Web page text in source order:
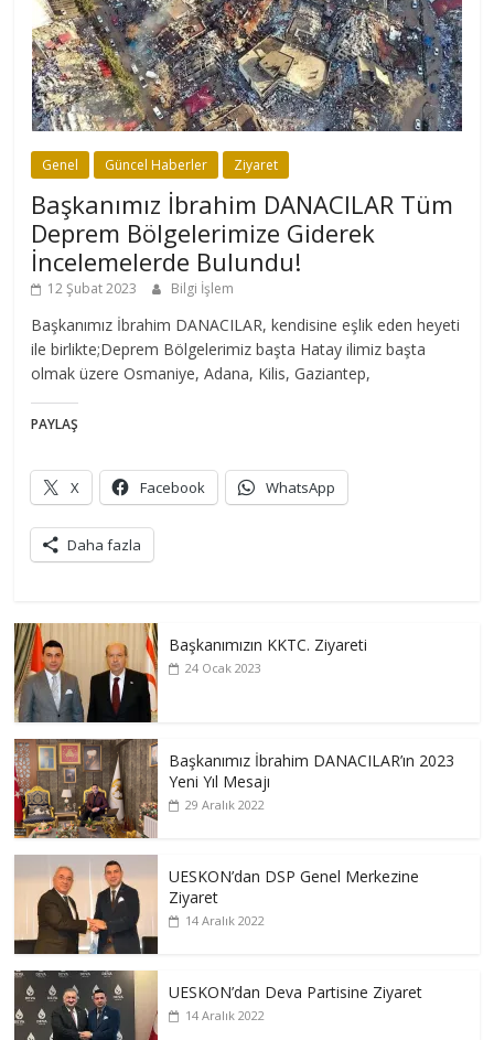
Genel Güncel Haberler Ziyaret
Başkanımız İbrahim DANACILAR Tüm
Deprem Bölgelerimize Giderek
İncelemelerde Bulundu!
12 Şubat 2023 Bilgi İşlem
Başkanımız İbrahim DANACILAR, kendisine eşlik eden heyeti
ile birlikte;Deprem Bölgelerimiz başta Hatay ilimiz başta
olmak üzere Osmaniye, Adana, Kilis, Gaziantep,
PAYLAŞ
X Facebook WhatsApp
Daha fazla
Başkanımızın KKTC. Ziyareti
24 Ocak 2023
Başkanımız İbrahim DANACILAR’ın 2023
Yeni Yıl Mesajı
29 Aralık 2022
UESKON’dan DSP Genel Merkezine
Ziyaret
14 Aralık 2022
UESKON’dan Deva Partisine Ziyaret
14 Aralık 2022